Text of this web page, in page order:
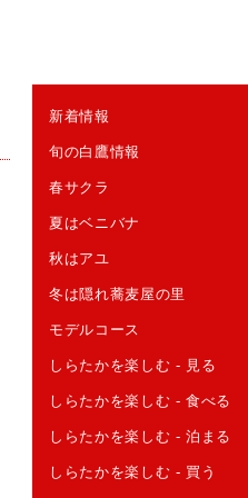
新着情報
旬の白鷹情報
春サクラ
夏はベニバナ
秋はアユ
冬は隠れ蕎麦屋の里
モデルコース
しらたかを楽しむ - 見る
しらたかを楽しむ - 食べる
しらたかを楽しむ - 泊まる
しらたかを楽しむ - 買う